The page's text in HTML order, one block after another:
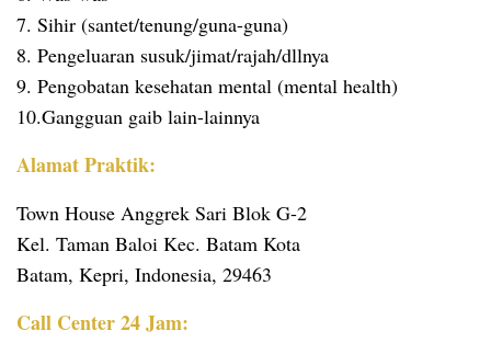
7. Sihir (santet/tenung/guna-guna)
8. Pengeluaran susuk/jimat/rajah/dllnya
9. Pengobatan kesehatan mental (mental health)
10.Gangguan gaib lain-lainnya
Alamat Praktik:
Town House Anggrek Sari Blok G-2
Kel. Taman Baloi Kec. Batam Kota
Batam, Kepri, Indonesia, 29463
Call Center 24 Jam: